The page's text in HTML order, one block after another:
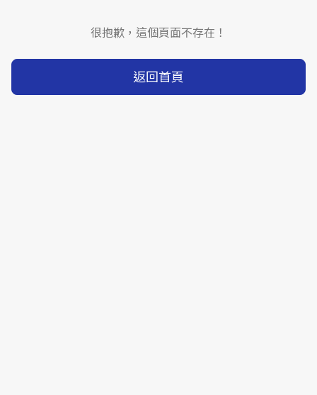
很抱歉，這個頁面不存在！
返回首頁